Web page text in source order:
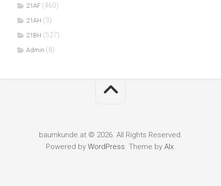
21AF (460)
21AH (3)
21BH (527)
Admin (8)
baumkunde.at © 2026. All Rights Reserved.
Powered by WordPress. Theme by Alx.